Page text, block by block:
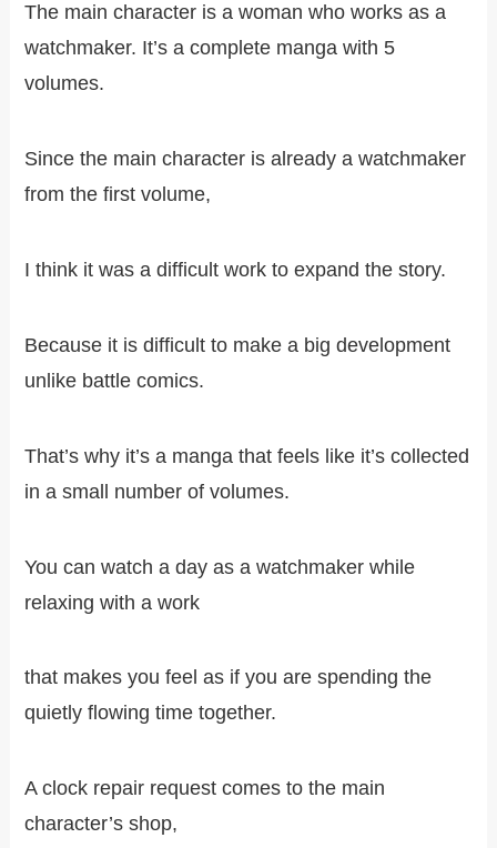
The main character is a woman who works as a
watchmaker. It’s a complete manga with 5
volumes.
Since the main character is already a watchmaker
from the first volume,
I think it was a difficult work to expand the story.
Because it is difficult to make a big development
unlike battle comics.
That’s why it’s a manga that feels like it’s collected
in a small number of volumes.
You can watch a day as a watchmaker while
relaxing with a work
that makes you feel as if you are spending the
quietly flowing time together.
A clock repair request comes to the main
character’s shop,